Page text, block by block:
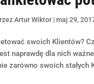
Artur Wiktor |maj 29,
swoich Klientów?
naprawdę dla nich
zarówno swoich stałych